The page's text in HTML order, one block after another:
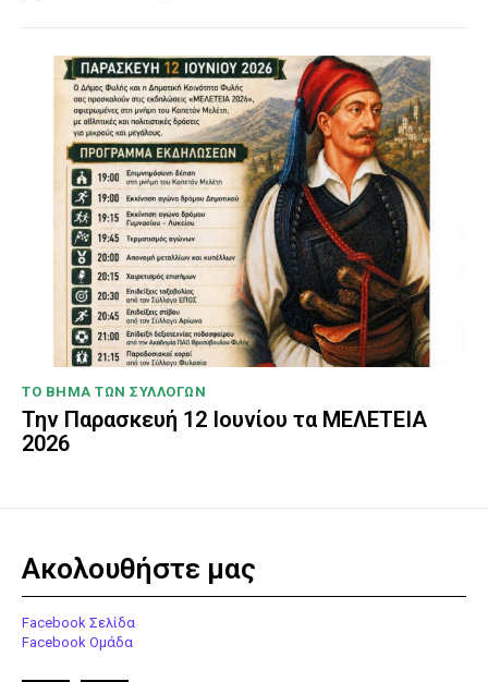
ΤΟ ΒΗΜΑ ΤΩΝ ΣΥΛΛΟΓΩΝ
Την Παρασκευή 12 Ιουνίου τα ΜΕΛΕΤΕΙΑ
2026
Ακολουθήστε μας
Facebook Σελίδα
Facebook Ομάδα